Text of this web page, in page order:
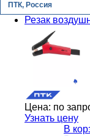
ПТК, Россия
Резак
Цена: по
Узнать цену
В